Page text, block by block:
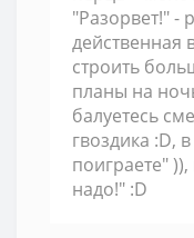
"Разорвет!" -
действенная
строить
планы на
балуетесь
гвоздика :D,
поиграете"
надо!" :D